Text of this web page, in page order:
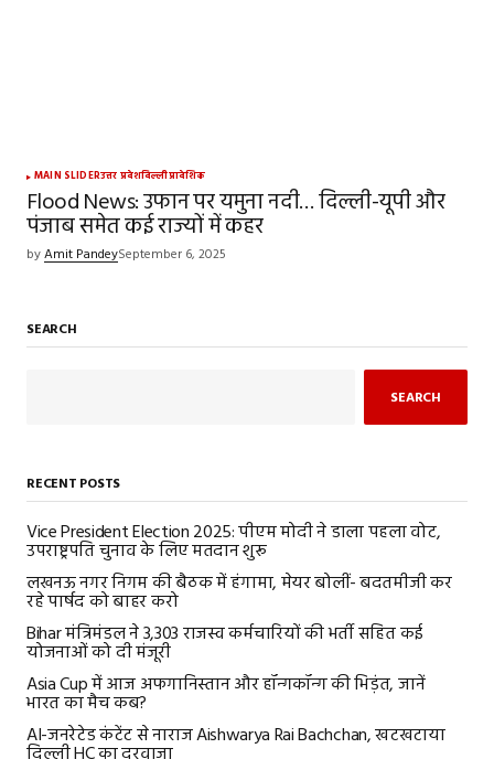
MAIN SLIDERउत्तर प्रदेशदिल्लीप्रादेशिक
Flood News: उफान पर यमुना नदी… दिल्ली-यूपी और
पंजाब समेत कई राज्यों में कहर
byAmit PandeySeptember 6, 2025
SEARCH
SEARCH
RECENT POSTS
Vice President Election 2025: पीएम मोदी ने डाला पहला वोट,
उपराष्ट्रपति चुनाव के लिए मतदान शुरू
लखनऊ नगर निगम की बैठक में हंगामा, मेयर बोलीं- बदतमीजी कर
रहे पार्षद को बाहर करो
Bihar मंत्रिमंडल ने 3,303 राजस्व कर्मचारियों की भर्ती सहित कई
योजनाओं को दी मंजूरी
Asia Cup में आज अफगानिस्तान और हॉन्गकॉन्ग की भिड़ंत, जानें
भारत का मैच कब?
AI-जनरेटेड कंटेंट से नाराज Aishwarya Rai Bachchan, खटखटाया